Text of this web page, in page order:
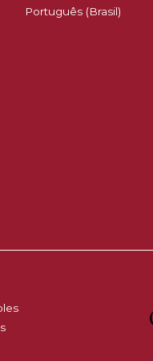
Português (Brasil)